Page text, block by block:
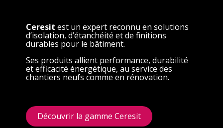
Ceresit est un expert reconnu en solutions
d’isolation, d’étanchéité et de finitions
durables pour le bâtiment.
Ses produits allient performance, durabilité
et efficacité énergétique, au service des
chantiers neufs comme en rénovation.
Découvrir la gamme Ceresit